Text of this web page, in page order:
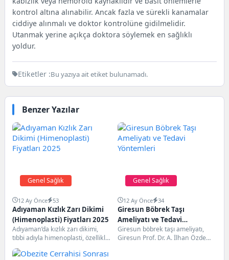
kontrol altına alınabilir. Ancak fazla ve sürekli kanamalar
ciddiye alınmalı ve doktor kontrolüne gidilmelidir.
Utanmak yerine açıkça doktora söylemek en sağlıklı
yoldur.
Etiketler :Bu yazıya ait etiket bulunamadı.
Benzer Yazılar
Genel Sağlık
12 Ay Önce 53
Adıyaman Kızlık Zarı Dikimi
(Himenoplasti) Fiyatları 2025
Adıyaman’da kızlık zarı dikimi,
tıbbi adıyla himenoplasti, özellikle
evlilik öncesi veya kişisel
tercihlerle yapılan estetik...
Genel Sağlık
12 Ay Önce 34
Giresun Böbrek Taşı
Ameliyatı ve Tedavi
Yöntemleri
Giresun böbrek taşı ameliyatı,
Giresun Prof. Dr. A. İlhan Özdemir